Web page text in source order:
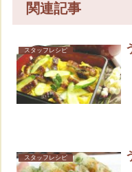
関連記事
スタッフレシピ
スタッフレシピ